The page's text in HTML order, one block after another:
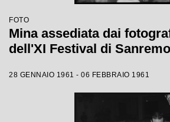
FOTO
Mina assediata dai
dell'XI Festival di Sanremo
28 GENNAIO 1961 - 06 FEBBRAIO 1961